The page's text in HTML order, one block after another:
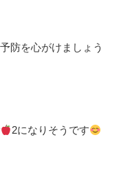
防を心がけましょう︎︎︎
2になりそうです